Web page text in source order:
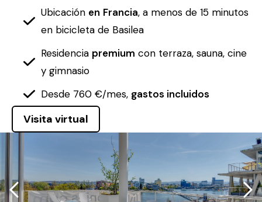
Ubicación en Francia, a menos de 15 minutos
en bicicleta de Basilea
Residencia premium con terraza, sauna, cine
y gimnasio
Desde 760 €/mes, gastos incluidos
Visita virtual